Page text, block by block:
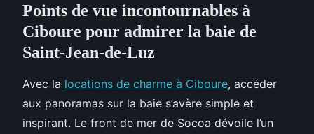
Points de vue incontournables à
Ciboure pour admirer la baie de
Saint-Jean-de-Luz
Avec la locations de charme à Ciboure, accéder
aux panoramas sur la baie s’avère simple et
inspirant. Le front de mer de Socoa dévoile l’un